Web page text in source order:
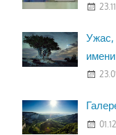
Ужас,